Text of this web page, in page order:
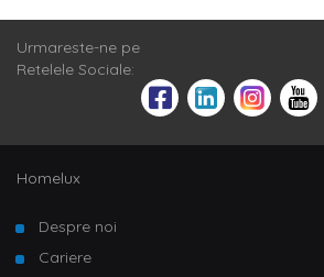
Urmareste-ne pe
Retelele Sociale:
Homelux
Despre noi
Cariere